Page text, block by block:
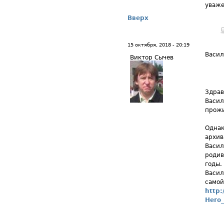
Вверх
15 октября, 2018 - 20:19
Виктор Сычев
годы.